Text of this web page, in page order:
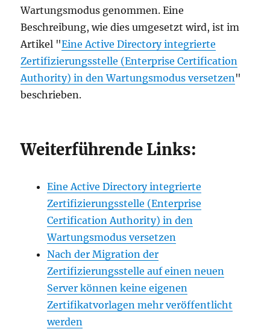
Wartungsmodus genommen. Eine
Beschreibung, wie dies umgesetzt wird, ist im
Artikel "Eine Active Directory integrierte
Zertifizierungsstelle (Enterprise Certification
Authority) in den Wartungsmodus versetzen "
beschrieben.
Weiterführende Links:
Eine Active Directory integrierte
Zertifizierungsstelle (Enterprise
Certification Authority) in den
Wartungsmodus versetzen
Nach der Migration der
Zertifizierungsstelle auf einen neuen
Server können keine eigenen
Zertifikatvorlagen mehr veröffentlicht
werden